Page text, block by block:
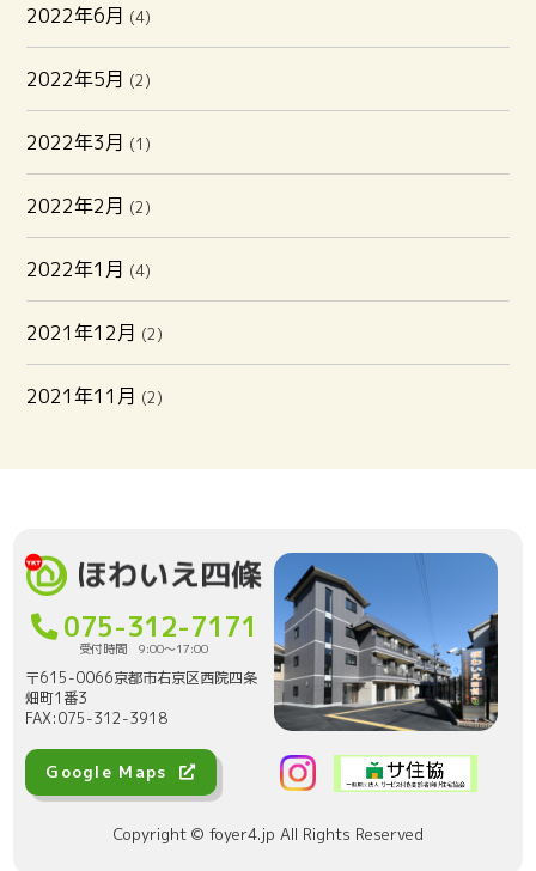
2022年6月 (4)
2022年5月 (2)
2022年3月 (1)
2022年2月 (2)
2022年1月 (4)
2021年12月 (2)
2021年11月 (2)
075-312-7171
受付時間 9:00〜17:00
〒615-0066京都市右京区西院四条
畑町1番3
FAX:075-312-3918
Google Maps
Copyright © foyer4.jp All Rights Reserved